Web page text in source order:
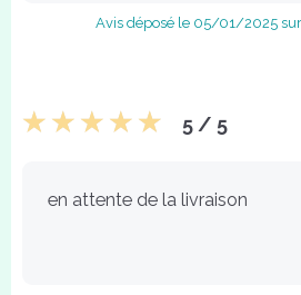
Avis déposé le 05/01/2025
5 / 5
en attente de la livraison